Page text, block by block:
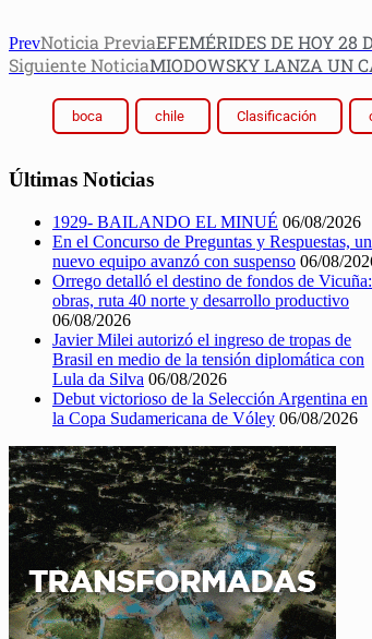
PrevNoticia PreviaEFEMÉRIDES DE HOY 28
Siguiente NoticiaMIODOWSKY LANZA UN
boca chile Clasificación
Últimas Noticias
1929- BAILANDO EL MINUÉ 06/08/2026
En el Concurso de Preguntas y Respuestas, un
nuevo equipo avanzó con suspenso 06/08/
Orrego detalló el destino de fondos de Vicuña:
obras, ruta 40 norte y desarrollo productivo
06/08/2026
Javier Milei autorizó el ingreso de tropas de
Brasil en medio de la tensión diplomática con
Lula da Silva 06/08/2026
Debut victorioso de la Selección Argentina en
la Copa Sudamericana de Vóley 06/08/2026